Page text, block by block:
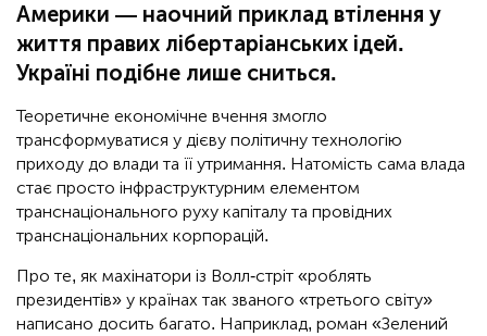
Америки — наочний приклад втілення у
життя правих лібертаріанських ідей.
Україні подібне лише сниться.
Теоретичне економічне вчення змогло
трансформуватися у дієву політичну технологію
приходу до влади та її утримання. Натомість сама влада
стає просто інфраструктурним елементом
транснаціонального руху капіталу та провідних
транснаціональних корпорацій.
Про те, як махінатори із Волл-стріт «роблять
президентів» у країнах так званого «третього світу»
написано досить багато. Наприклад, роман «Зелений